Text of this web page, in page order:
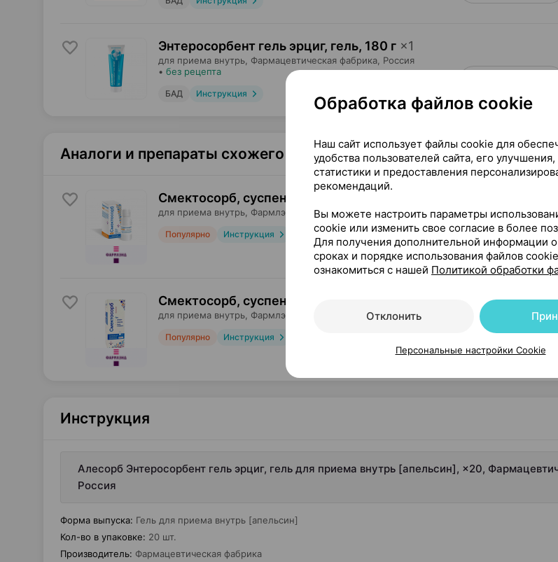
Энтеросорбент гель эрциг, гель, 180 г ×1
для приема внутрь, Фармацевтическая фабрика , Россия
• без рецепта
БАД Инструкция
Аналоги и препараты схожего терапевтического действия
Смектосорб, суспензия
для приема внутрь, Фармлэнд , Беларусь•без рецепта
Популярно Инструкция Где купить
Смектосорб, суспензия
для приема внутрь, Фармлэнд без рецепта
Популярно Инструкция Где купить
Инструкция
Алесорб Энтеросорбент гель эрциг, гель для приема внутрь [апельсин], ×20,
Россия
Форма выпуска: Гель для приема внутрь [апельсин]
Кол-во в упаковке: 20 шт.
Производитель: Фармацевтическая фабрика
Обработка файлов cookie
Наш сайт использует файлы cookie для
удобства пользователей сайта, его
статистики и предоставления
рекомендаций.
Вы можете настроить параметры
cookie или изменить свое согласие в более
Для получения дополнительной информации
сроках и порядке использования файлов
ознакомиться с нашей Политикой обработки
Отклонить
Персональные настройки Cookie